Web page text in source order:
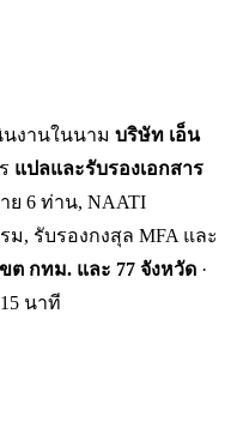
นงานในนาม บริษัท เอ็น
แปลและรับรองเอกสาร
ย 6 ท่าน, NAATI
ม, รับรองกงสุล MFA และ
ขต กทม. และ 77 จังหวัด ·
นาที